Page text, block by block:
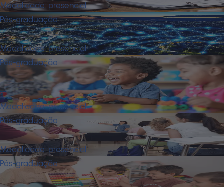
Modalidade: presencial
Pós-graduação
Mit em Redes e Telecomunicações
Modalidade: presencial
Pós-graduação
Neurociência e O Transtorno do
Espectro Autista (Tea)
Modalidade: presencial
Pós-graduação
Neurociência na Adolescência
Modalidade: presencial
Pós-graduação
Neurociência na Primeira Infância